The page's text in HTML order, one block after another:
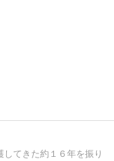
てきた約１６年を振り